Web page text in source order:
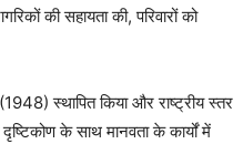
की सहायता की, परिवारों को
स्थापित किया और राष्ट्रीय स्तर
के साथ मानवता के कार्यों में